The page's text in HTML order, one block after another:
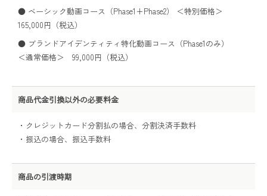
● ベーシック動画コース（Phase1+Phase2） ＜特別価格＞
165,000円（税込）
● ブランドアイデンティティ特化動画コース（Phase1のみ）
＜通常価格＞ 99,000円（税込）
商品代金引換以外の必要料金
・クレジットカード分割払の場合、分割決済手数料
・振込の場合、振込手数料
商品の引渡時期